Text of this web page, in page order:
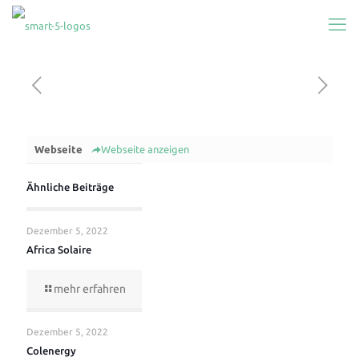
Webseite Webseite anzeigen
Ähnliche Beiträge
Dezember 5, 2022
Africa Solaire
mehr erfahren
Dezember 5, 2022
Colenergy